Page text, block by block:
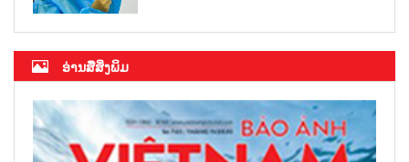
ອ່ານສື່ສິ່ງພິມ